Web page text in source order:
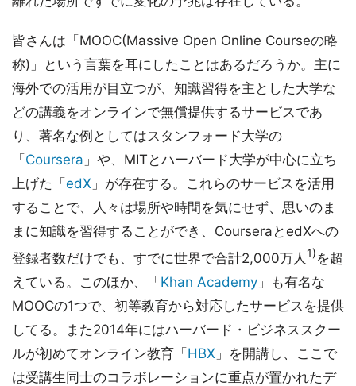
皆さんは「MOOC(Massive Open Online Courseの略
称)」という言葉を耳にしたことはあるだろうか。主に
海外での活用が目立つが、知識習得を主とした大学な
どの講義をオンラインで無償提供するサービスであ
り、著名な例としてはスタンフォード大学の
「 Coursera 」や、MITとハーバード大学が中心に立ち
上げた「 edX 」が存在する。これらのサービスを活用
することで、人々は場所や時間を気にせず、思いのま
まに知識を習得することができ、CourseraとedXへの
登録者数だけでも、すでに世界で合計2,000万人 1)を超
えている。このほか、「Khan Academy 」も有名な
MOOCの1つで、初等教育から対応したサービスを提供
してる。また2014年にはハーバード・ビジネススクー
ルが初めてオンライン教育「HBX 」を開講し、ここで
は受講生同士のコラボレーションに重点が置かれたデ